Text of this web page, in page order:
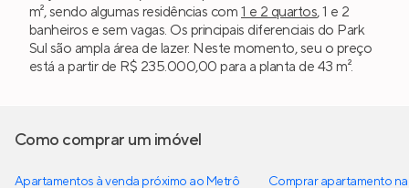
m², sendo algumas residências com 1 e 2 quartos, 1 e 2
banheiros e sem vagas. Os principais diferenciais do Park
Sul são ampla área de lazer. Neste momento, seu o preço
está a partir de R$ 235.000,00 para a planta de 43 m².
Como comprar um imóvel
Apartamentos à venda próximo ao Metrô
Comprar apartamento